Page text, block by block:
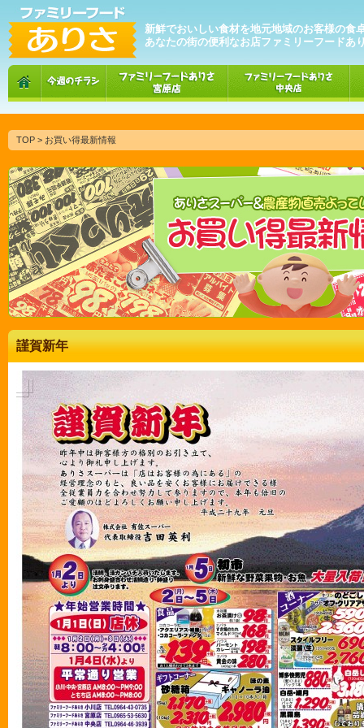
新鮮でおいしい食材を地元地域のお客様の食
あなたの街の便利なお店ファミリーフードあ
TOP > お買い得最新情報
謹賀新年